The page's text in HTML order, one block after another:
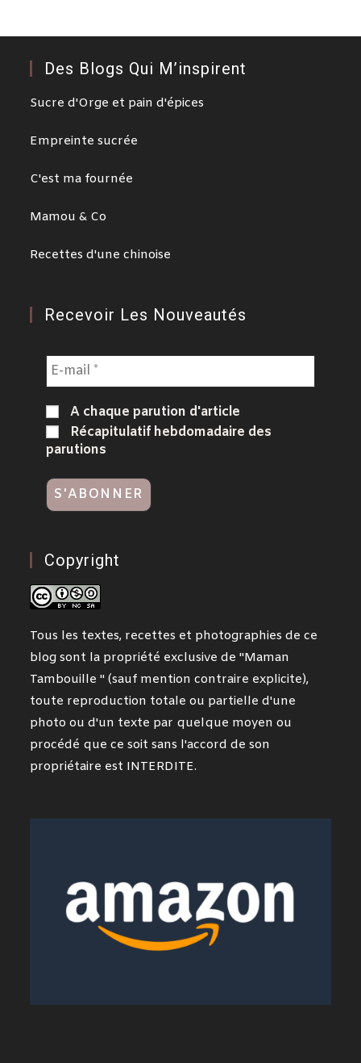
Des Blogs Qui M’inspirent
Sucre d'Orge et pain d'épices
Empreinte sucrée
C'est ma fournée
Mamou & Co
Recettes d'une chinoise
Recevoir Les Nouveautés
A chaque parution d'article
Récapitulatif hebdomadaire des
parutions
Copyright
Tous les textes, recettes et photographies de ce
blog sont la propriété exclusive de "Maman
Tambouille " (sauf mention contraire explicite),
toute reproduction totale ou partielle d'une
photo ou d'un texte par quelque moyen ou
procédé que ce soit sans l'accord de son
propriétaire est INTERDITE.